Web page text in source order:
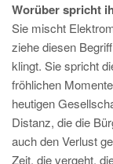
Worüber spricht
Sie mischt
ziehe diesen
klingt. Sie spricht
fröhlichen
heutigen
Distanz, die die
auch den Verlust
Zeit, die vergeht,